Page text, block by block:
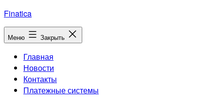
Перейти
к
содержимому
Finatica
Меню Закрыть
Главная
Новости
Контакты
Платежные системы